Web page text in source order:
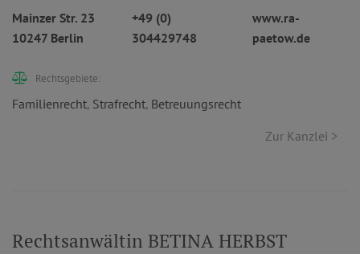
Mainzer Str. 23
10247 Berlin
+49 (0)
304429748
www.ra-
paetow.de
Rechtsgebiete:
Familienrecht, Strafrecht, Betreuungsrecht
Zur Kanzlei >
Rechtsanwältin BETINA HERBST